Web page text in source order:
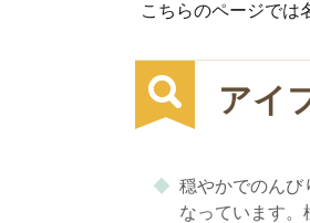
こちらのページでは
アイ
穏やかでのんび
なっています。